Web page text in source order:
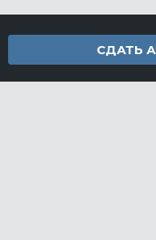
СДАТЬ